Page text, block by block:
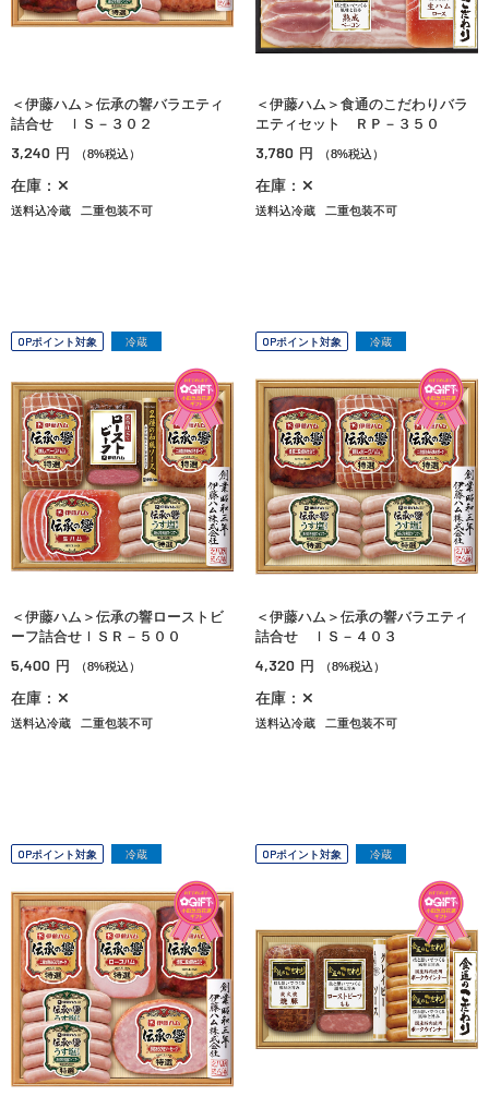
＜伊藤ハム＞伝承の響バラエティ
詰合せ ＩＳ－３０２
3,240 円 （8%税込）
在庫：✕
送料込冷蔵 二重包装不可
＜伊藤ハム＞食通のこだわりバラ
エティセット ＲＰ－３５０
3,780 円 （8%税込）
在庫：✕
送料込冷蔵 二重包装不可
OPポイント対象 冷蔵
＜伊藤ハム＞伝承の響ローストビ
ーフ詰合せＩＳＲ－５００
5,400 円 （8%税込）
在庫：✕
送料込冷蔵 二重包装不可
OPポイント対象 冷蔵
＜伊藤ハム＞伝承の響バラエティ
詰合せ ＩＳ－４０３
4,320 円 （8%税込）
在庫：✕
送料込冷蔵 二重包装不可
OPポイント対象 冷蔵 OPポイント対象 冷蔵